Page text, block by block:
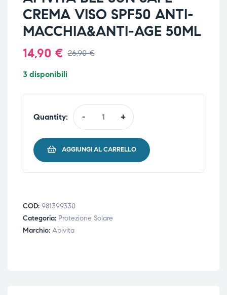
CREMA VISO SPF50 ANTI-
MACCHIA&ANTI-AGE 50ML
26,90€
14,90 €
3 disponibili
Quantity: - +
AGGIUNGI AL CARRELLO
COD: 981399330
Categoria: Protezione Solare
Marchio: Apivita